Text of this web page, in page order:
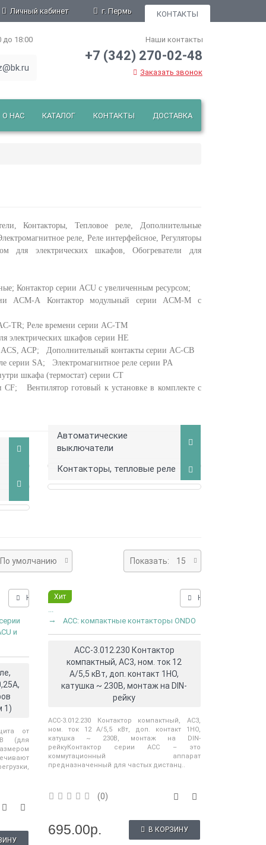
Личный кабинет г. Пермь КОНТАКТЫ
Наши контакты
+7 (342) 270-02-48
Заказать звонок
до 18:00
ДОСТАВКА
КОНТАКТЫ
КАТАЛОГ
О НАС
Контакторы, Тепловое реле, Дополнительные
реле, Реле интерфейсное, Регуляторы
для электрических шкафов, Обогреватели для
Контактор серии ACU с увеличенным ресурсом;
ACM-A Контактор модульный серии ACM-M с
TR; Реле времени серии AC-TM
электрических шкафов серии HE
ACS, ACP; Дополнительный контакты серии AC-CB
серии SA; Электромагнитное реле серии PA
шкафа (термостат) серии CT
CF; Вентилятор готовый к установке в комплекте с
Автоматические
выключатели
Контакторы, тепловые реле
Показать: 15
По умолчанию
Нашли дешевле?
и
1)
от
(для
Хит Нашли дешевле?
...
ACC: компактные контакторы ONDO
ACC-3.012.230 Контактор
компактный, AC3, ном. ток 12
А/5,5 кВт, доп. контакт 1НО,
катушка ~ 230В, монтаж на DIN-
рейку
ACC-3.012.230 Контактор компактный, AC3,
ном. ток 12 А/5,5 кВт, доп. контакт 1НО,
катушка ~ 230В, монтаж на DIN-
рейкуКонтактор серии ACC – это
коммутационный аппарат
предназначенный для частых дистанц..
(0)
695.00р. В КОРЗИНУ